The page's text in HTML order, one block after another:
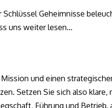
Geheimnisse
uns weiter lesen…
und einen
Setzen Sie sich also klare,
Führung und Betrieb,